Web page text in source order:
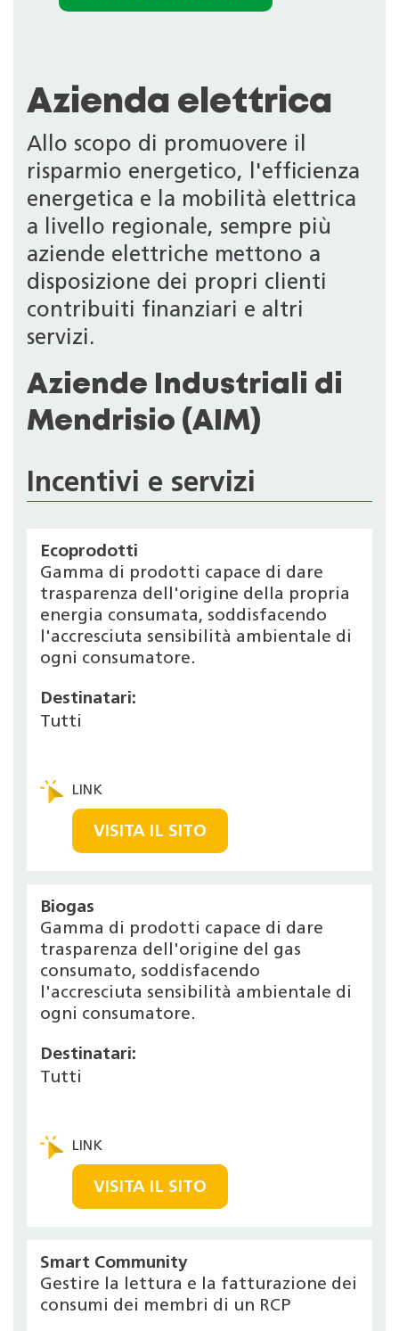
Azienda elettrica
Allo scopo di promuovere il
risparmio energetico, l'efficienza
energetica e la mobilità elettrica
a livello regionale, sempre più
aziende elettriche mettono a
disposizione dei propri clienti
contribuiti finanziari e altri
servizi.
Aziende Industriali di
Mendrisio (AIM)
Incentivi e servizi
Ecoprodotti
Gamma di prodotti capace di dare
trasparenza dell'origine della propria
energia consumata, soddisfacendo
l'accresciuta sensibilità ambientale di
ogni consumatore.
Destinatari:
Tutti
VISITA IL SITO
Biogas
Gamma di prodotti capace di dare
trasparenza dell'origine del gas
consumato, soddisfacendo
l'accresciuta sensibilità ambientale di
ogni consumatore.
Destinatari:
Tutti
VISITA IL SITO
Smart Community
Gestire la lettura e la fatturazione dei
consumi dei membri di un RCP